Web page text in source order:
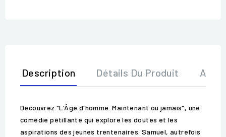
Description Détails Du Produit Avis
Découvrez "L'Âge d'homme. Maintenant ou jamais", une
comédie pétillante qui explore les doutes et les
aspirations des jeunes trentenaires. Samuel, autrefois